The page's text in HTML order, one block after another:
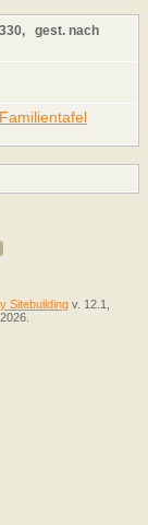
gest. nach
Familientafel
Sitebuilding v. 12.1,